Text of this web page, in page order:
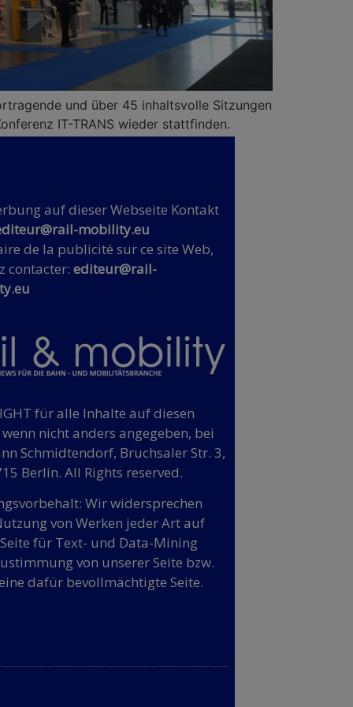
und über 45 inhaltsvolle Sitzungen
IT-TRANS wieder stattfinden.
auf dieser Webseite Kontakt
mobility.eu
de la publicité sur ce site Web,
contacter: editeur@rail-
für alle Inhalte auf diesen
wenn nicht anders angegeben, bei
Schmidtendorf, Bruchsaler Str. 3,
Berlin. All Rights reserved.
Wir widersprechen
von Werken jeder Art auf
für Text- und Data-Mining
von unserer Seite bzw.
dafür bevollmächtigte Seite.